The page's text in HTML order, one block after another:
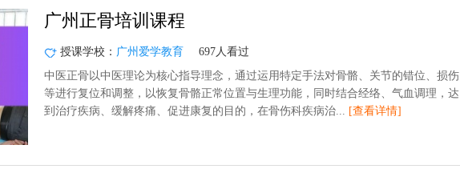
广州正骨培训课程
授课学校： 广州爱学教育
697人看过
中医正骨以中医理论为核心指导理念，通过运用特定手法对骨骼、关节的错位、损伤
等进行复位和调整，以恢复骨骼正常位置与生理功能，同时结合经络、气血调理，达
到治疗疾病、缓解疼痛、促进康复的目的，在骨伤科疾病治... [查看详情]